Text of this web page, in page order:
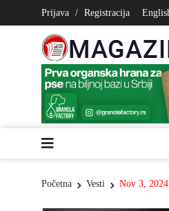
Prijava / Registracija
Početna Vesti Nov 3, 2024